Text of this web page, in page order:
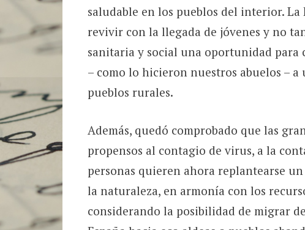
saludable en los pueblos del interior.
revivir con la llegada de jóvenes y no
sanitaria y social una oportunidad para
– como lo hicieron nuestros abuelos – a
pueblos rurales.
Además, quedó comprobado que las
propensos al contagio de virus, a la
personas quieren ahora replantearse
la naturaleza, en armonía con los
considerando la posibilidad de migrar